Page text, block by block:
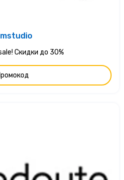
Скидки до 30%